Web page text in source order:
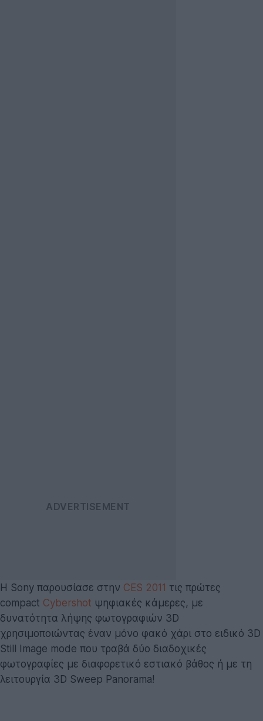
Η Sony παρουσίασε στην CES 2011 τις πρώτες
compact Cybershot ψηφιακές κάμερες, με
δυνατότητα λήψης φωτογραφιών 3D
χρησιμοποιώντας έναν μόνο φακό χάρι στο ειδικό 3D
Still Image mode που τραβά δύο διαδοχικές
φωτογραφίες με διαφορετικό εστιακό βάθος ή με τη
λειτουργία 3D Sweep Panorama!